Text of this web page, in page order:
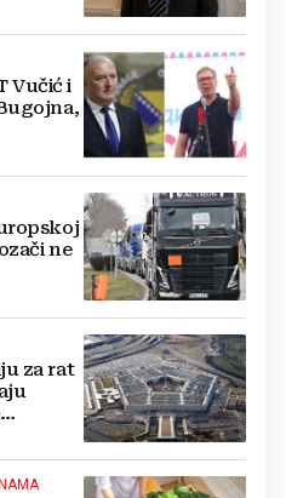
Vučić i
ne
za rat